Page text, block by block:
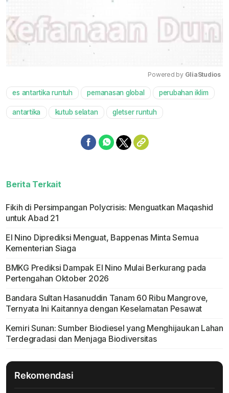
Mute
Powered by GliaStudios
es antartika runtuh pemanasan global perubahan iklim
antartika kutub selatan gletser runtuh
Berita Terkait
Fikih di Persimpangan Polycrisis: Menguatkan Maqashid
untuk Abad 21
El Nino Diprediksi Menguat, Bappenas Minta Semua
Kementerian Siaga
BMKG Prediksi Dampak El Nino Mulai Berkurang pada
Pertengahan Oktober 2026
Bandara Sultan Hasanuddin Tanam 60 Ribu Mangrove,
Ternyata Ini Kaitannya dengan Keselamatan Pesawat
Kemiri Sunan: Sumber Biodiesel yang Menghijaukan Lahan
Terdegradasi dan Menjaga Biodiversitas
Rekomendasi